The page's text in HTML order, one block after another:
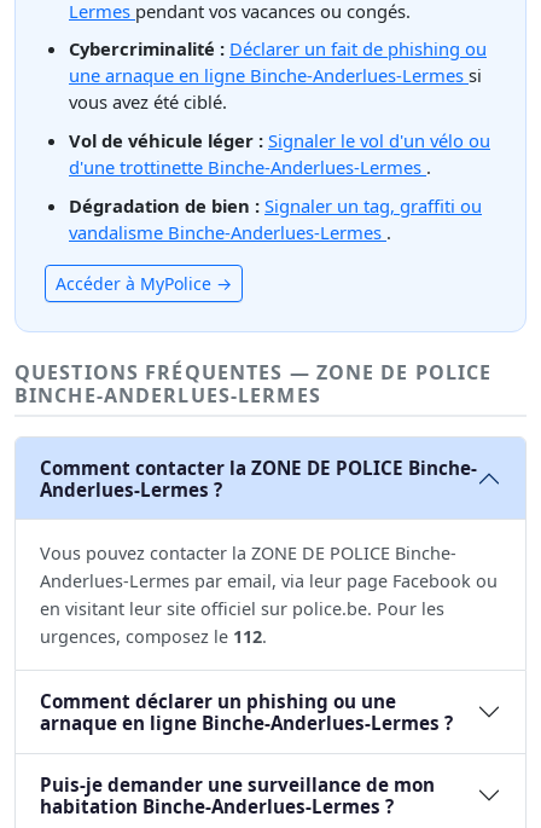
Lermes pendant vos vacances ou congés.
Cybercriminalité : Déclarer un fait de phishing ou
une arnaque en ligne Binche-Anderlues-Lermes si
vous avez été ciblé.
Vol de véhicule léger : Signaler le vol d'un vélo ou
d'une trottinette Binche-Anderlues-Lermes .
Dégradation de bien : Signaler un tag, graffiti ou
vandalisme Binche-Anderlues-Lermes .
Accéder à MyPolice →
QUESTIONS FRÉQUENTES — ZONE DE POLICE
BINCHE-ANDERLUES-LERMES
Comment contacter la ZONE DE POLICE Binche-
Anderlues-Lermes ?
Vous pouvez contacter la ZONE DE POLICE Binche-
Anderlues-Lermes par email, via leur page Facebook ou
en visitant leur site officiel sur police.be. Pour les
urgences, composez le 112.
Comment déclarer un phishing ou une
arnaque en ligne Binche-Anderlues-Lermes ?
Puis-je demander une surveillance de mon
habitation Binche-Anderlues-Lermes ?